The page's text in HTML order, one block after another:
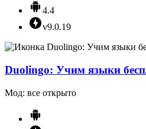
4.4
v9.0.19
Duolingo: Учим языки
Мод: все открыто